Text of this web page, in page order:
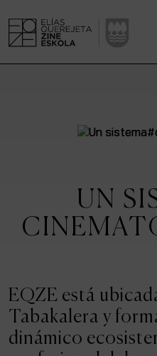
CENTRO DE
KINOFABRIKA
LA CASA DEL CINE
ACTUALIDAD
UN
EQZE está
Tabakalera y
dinámico